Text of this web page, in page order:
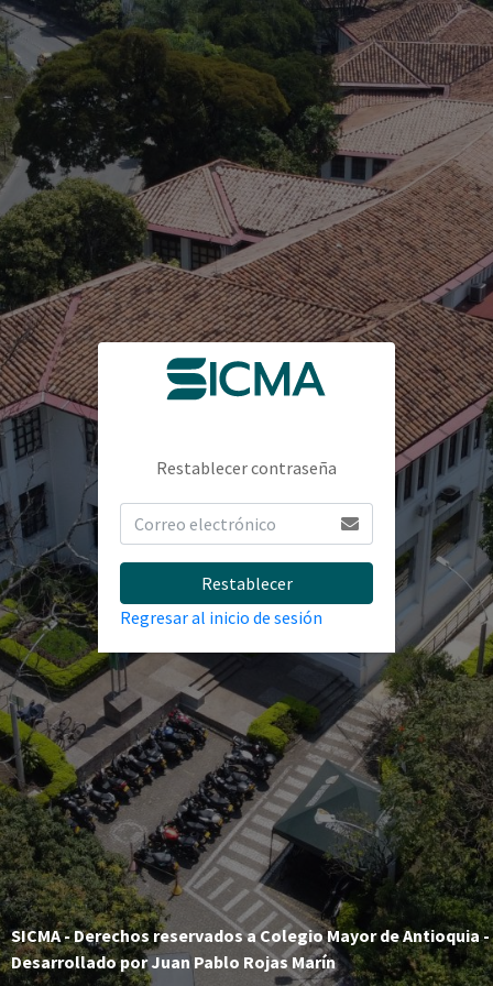
Restablecer contraseña
Restablecer
Regresar al inicio de sesión
SICMA - Derechos reservados a Colegio Mayor de Antioquia -
Desarrollado por Juan Pablo Rojas Marín